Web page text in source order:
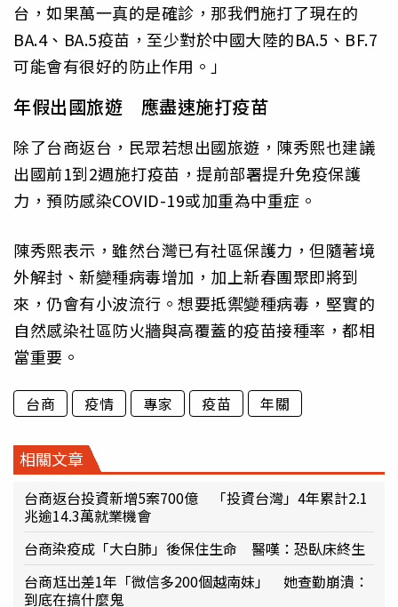
台，如果萬一真的是確診，那我們施打了現在的
BA.4、BA.5疫苗，至少對於中國大陸的BA.5、BF.7
可能會有很好的防止作用。」
年假出國旅遊 應盡速施打疫苗
除了台商返台，民眾若想出國旅遊，陳秀熙也建議
出國前1到2週施打疫苗，提前部署提升免疫保護
力，預防感染COVID-19或加重為中重症。
陳秀熙表示，雖然台灣已有社區保護力，但隨著境
外解封、新變種病毒增加，加上新春團聚即將到
來，仍會有小波流行。想要抵禦變種病毒，堅實的
自然感染社區防火牆與高覆蓋的疫苗接種率，都相
當重要。
台商 疫情 專家 疫苗 年關
相關文章
台商返台投資新增5案700億 「投資台灣」4年累計2.1
兆逾14.3萬就業機會
台商染疫成「大白肺」後保住生命 醫嘆：恐臥床終生
台商尪出差1年「微信多200個越南妹」 她查勤崩潰：
到底在搞什麼鬼